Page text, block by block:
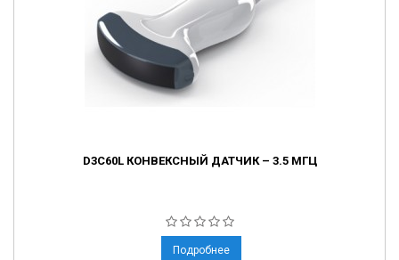
D3C60L КОНВЕКСНЫЙ ДАТЧИК – 3.5 МГЦ
Подробнее